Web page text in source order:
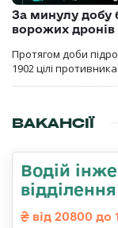
За минулу добу
ворожих
Протягом доби
1902 цілі противника.
ВАКАНСІЇ
Водій
відділення
від 20800 до